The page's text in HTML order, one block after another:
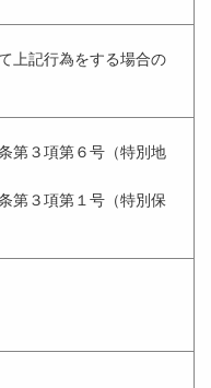
上記行為をする場合の
第３項第６号（特別地
第３項第１号（特別保